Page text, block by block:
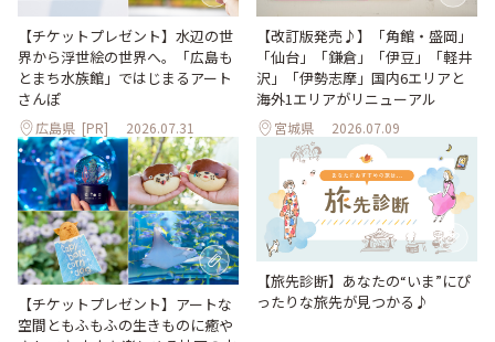
【チケットプレゼント】水辺の世
界から浮世絵の世界へ。「広島も
とまち水族館」ではじまるアート
さんぽ
広島県 [PR] 2026.07.31
【改訂版発売♪】「角館・盛岡」
「仙台」「鎌倉」「伊豆」「軽井
沢」「伊勢志摩」国内6エリアと
海外1エリアがリニューアル
宮城県 2026.07.09
【チケットプレゼント】アートな
空間ともふもふの生きものに癒や
【旅先診断】あなたの“いま”にぴ
ったりな旅先が見つかる♪